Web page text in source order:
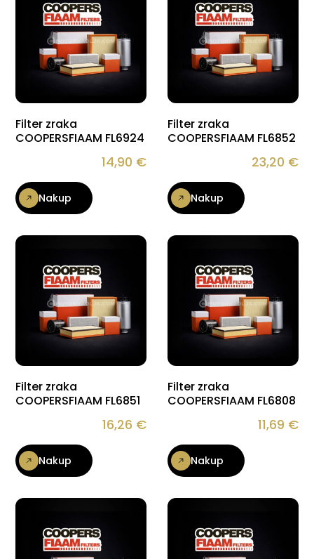
Filter zraka
COOPERSFIAAM FL6924
14,90 €
Nakup
Filter zraka
COOPERSFIAAM FL6852
23,20 €
Nakup
Filter zraka
COOPERSFIAAM FL6851
16,26 €
Nakup
Filter zraka
COOPERSFIAAM FL6808
11,69 €
Nakup